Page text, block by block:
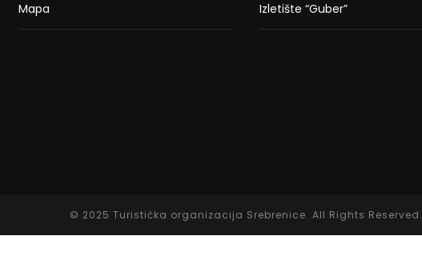
Mapa Izletište “Guber”
© 2025 Turistička organizacija Srebrenice. All Rights Reserved.